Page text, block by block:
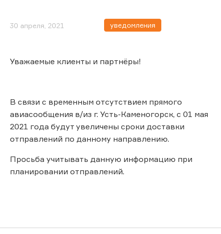
30 апреля, 2021 уведомления
Уважаемые клиенты и партнёры!
В связи с временным отсутствием прямого
авиасообщения в/из г. Усть-Каменогорск, с 01 мая
2021 года будут увеличены сроки доставки
отправлений по данному направлению.
Просьба учитывать данную информацию при
планировании отправлений.